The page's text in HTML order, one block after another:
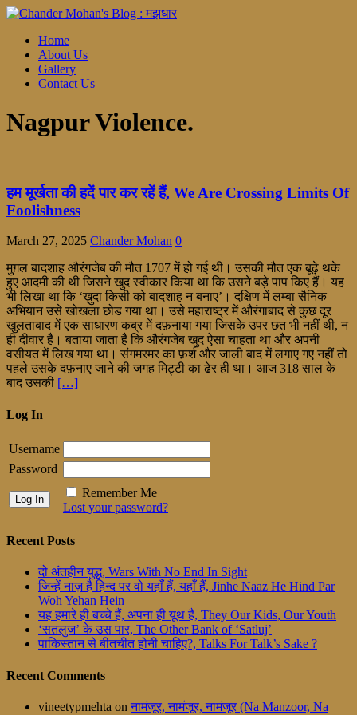
Home
About Us
Gallery
Contact Us
Nagpur Violence.
हम मूर्खता की हदें पार कर रहें हैं, We Are Crossing Limits Of
Foolishness
March 27, 2025 Chander Mohan 0
मुग़ल बादशाह औरंगजेब की मौत 1707 में हो गई थी। उसकी मौत एक बूढ़े थके
हुए आदमी की थी जिसने खुद स्वीकार किया था कि उसने बड़े पाप किए हैं। यह
भी लिखा था कि ‘ख़ुदा किसी को बादशाह न बनाए’। दक्षिण में लम्बा सैनिक
अभियान उसे खोखला छोड गया था। उसे महाराष्ट्र में औरंगाबाद से कुछ दूर
खुलताबाद में एक साधारण कब्र में दफ़नाया गया जिसके उपर छत भी नहीं थी, न
ही दीवार है। बताया जाता है कि औरंगजेब खुद ऐसा चाहता था और अपनी
वसीयत में लिख गया था। संगमरमर का फ़र्श और जाली बाद में लगाए गए नहीं तो
पहले उसके दफ़नाए जाने की जगह मिट्टी का ढेर ही था। आज 318 साल के
बाद उसकी […]
Log In
Username
Password
Remember Me
Lost your password?
Recent Posts
दो अंतहीन युद्ध, Wars With No End In Sight
जिन्हें नाज़ है हिन्द पर वो यहाँ हैं, यहाँ हैं, Jinhe Naaz He Hind Par
Woh Yehan Hein
यह हमारे ही बच्चे हैं, अपना ही यूथ है, They Our Kids, Our Youth
‘सतलुज’ के उस पार, The Other Bank of ‘Satluj’
पाकिस्तान से बीतचीत होनी चाहिए?, Talks For Talk’s Sake ?
Recent Comments
vineetypmehta on नामंजूर, नामंजूर, नामंजूर (Na Manzoor, Na